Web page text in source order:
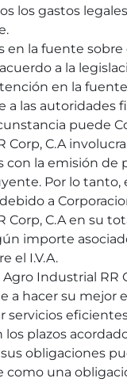
los gastos
en la fuente
a la
en la
a las autoridades
puede
Corp, C.A
con la emisión de
Por lo tanto,
a
Corp, C.A en su
importe
el I.V.A.
Industrial RR
a hacer su mejor
servicios
los plazos
obligaciones
como una